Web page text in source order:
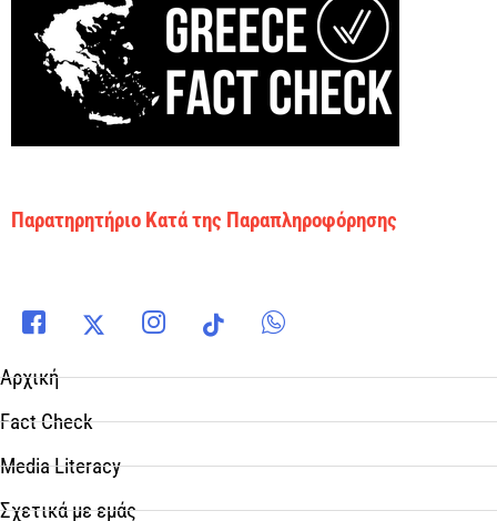
Παρατηρητήριο Κατά της Παραπληροφόρησης
Αρχική
Fact Check
Media Literacy
Σχετικά με εμάς